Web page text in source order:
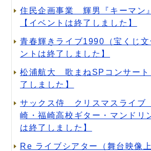
住民企画事業 輝男『キーマン
【イベントは終了しました】
青春輝きライブ1990（宝くじ
ントは終了しました】
松浦航大 歌まねSPコンサート
了しました】
サックス侍 クリスマスライ
崎・福崎高校ギター・マンドリ
は終了しました】
Re ライブシアター（舞台映像